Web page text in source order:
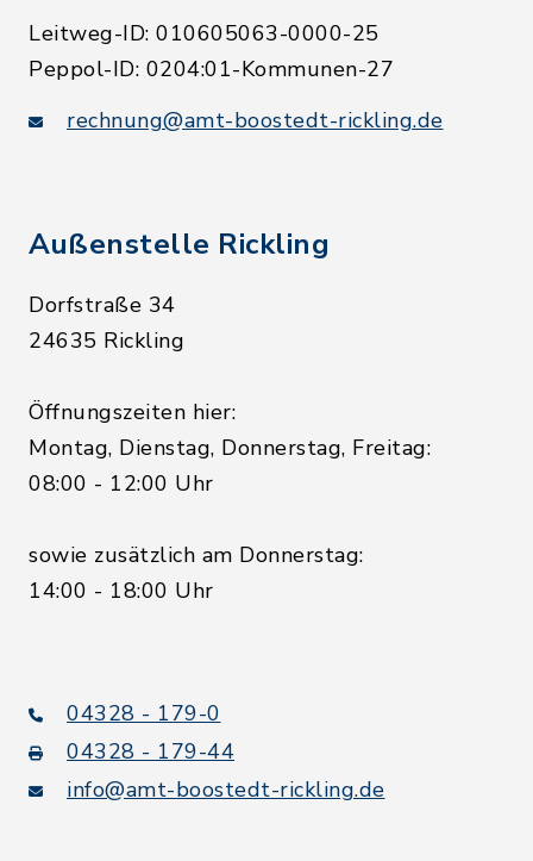
Leitweg-ID: 010605063-0000-25
Peppol-ID: 0204:01-Kommunen-27
rechnung@amt-boostedt-rickling.de
Außenstelle Rickling
Dorfstraße 34
24635 Rickling
Öffnungszeiten hier:
Montag, Dienstag, Donnerstag, Freitag:
08:00 - 12:00 Uhr
sowie zusätzlich am Donnerstag:
14:00 - 18:00 Uhr
04328 - 179-0
04328 - 179-44
info@amt-boostedt-rickling.de